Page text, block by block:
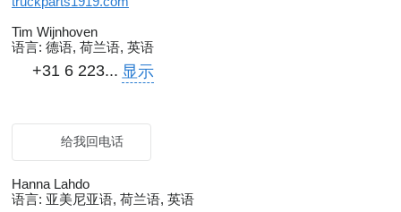
Tim Wijnhoven
语言: 德语, 荷兰语, 英语
+31 6 223... 显示
给我回电话
Hanna Lahdo
语言: 亚美尼亚语, 荷兰语, 英语